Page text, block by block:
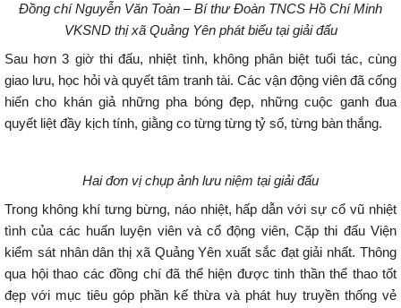
Đồng chí Nguyễn Văn Toàn – Bí thư Đoàn TNCS Hồ Chí Minh
VKSND thị xã Quảng Yên phát biểu tại giải đấu
Sau hơn 3 giờ thi đấu, nhiệt tình, không phân biệt tuổi tác, cùng
giao lưu, học hỏi và quyết tâm tranh tài. Các vận động viên đã cống
hiến cho khán giả những pha bóng đẹp, những cuộc ganh đua
quyết liệt đầy kịch tính, giằng co từng từng tỷ số, từng bàn thắng.
Hai đơn vị chụp ảnh lưu niệm tại giải đấu
Trong không khí tưng bừng, náo nhiệt, hấp dẫn với sự cổ vũ nhiệt
tình của các huấn luyện viên và cổ động viên, Cặp thi đấu Viện
kiểm sát nhân dân thị xã Quảng Yên xuất sắc đạt giải nhất. Thông
qua hội thao các đồng chí đã thể hiện được tinh thần thể thao tốt
đẹp với mục tiêu góp phần kế thừa và phát huy truyền thống vẻ